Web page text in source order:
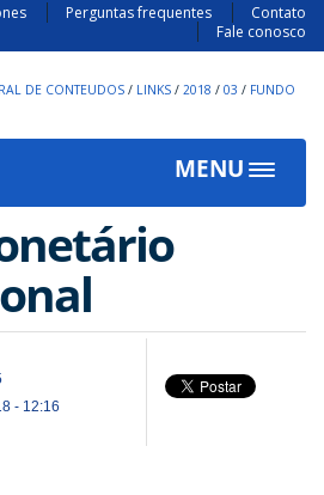
Perguntas frequentes
Contato
Fale conosco
DE CONTEUDOS / LINKS / 2018 / 03 / FUNDO
MENU
Toggle
- 12:16